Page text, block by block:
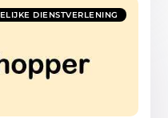
DIENSTVERLENING